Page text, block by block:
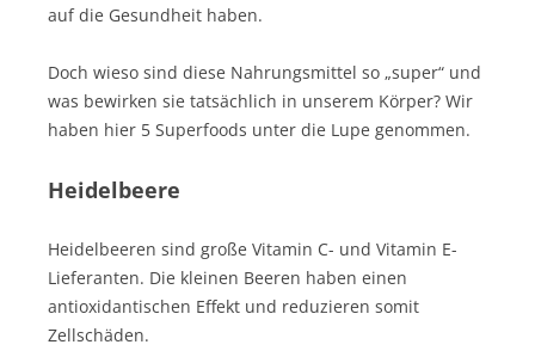
auf die Gesundheit haben.
Doch wieso sind diese Nahrungsmittel so „super“ und
was bewirken sie tatsächlich in unserem Körper? Wir
haben hier 5 Superfoods unter die Lupe genommen.
Heidelbeere
Heidelbeeren sind große Vitamin C- und Vitamin E-
Lieferanten. Die kleinen Beeren haben einen
antioxidantischen Effekt und reduzieren somit
Zellschäden.